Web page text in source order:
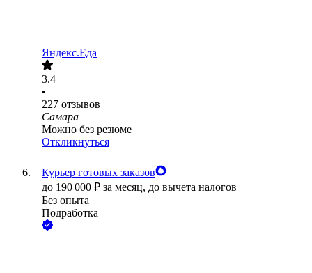
Яндекс.Еда
3.4
•
227 отзывов
Самара
Можно без резюме
Откликнуться
Курьер готовых заказов
до 190 000 ₽ за месяц, до вычета налогов
Без опыта
Подработка